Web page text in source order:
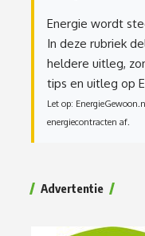
Energie wordt
In deze rubriek
heldere uitleg,
tips en uitleg op
Let op:
energiecontracten af.
Advertentie